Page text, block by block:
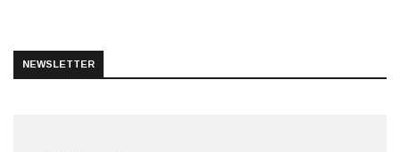
NEWSLETTER